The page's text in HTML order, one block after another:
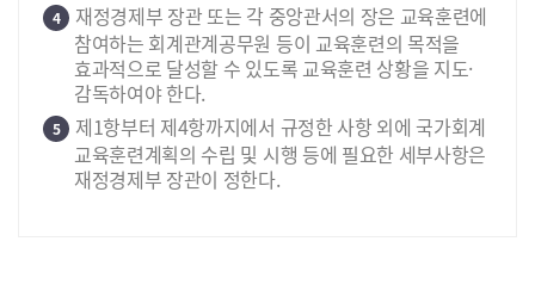
4
재정경제부 장관 또는 각 중앙관서의 장은 교육훈련에
참여하는 회계관계공무원 등이 교육훈련의 목적을
효과적으로 달성할 수 있도록 교육훈련 상황을 지도·
감독하여야 한다.
5
제1항부터 제4항까지에서 규정한 사항 외에 국가회계
교육훈련계획의 수립 및 시행 등에 필요한 세부사항은
재정경제부 장관이 정한다.